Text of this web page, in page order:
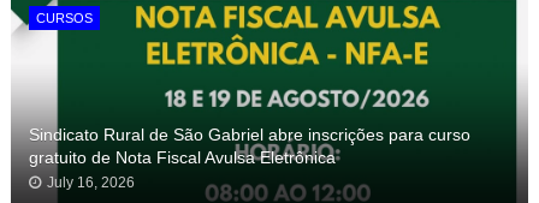
CURSOS
Sindicato Rural de São Gabriel abre inscrições para curso
gratuito de Nota Fiscal Avulsa Eletrônica
July 16, 2026